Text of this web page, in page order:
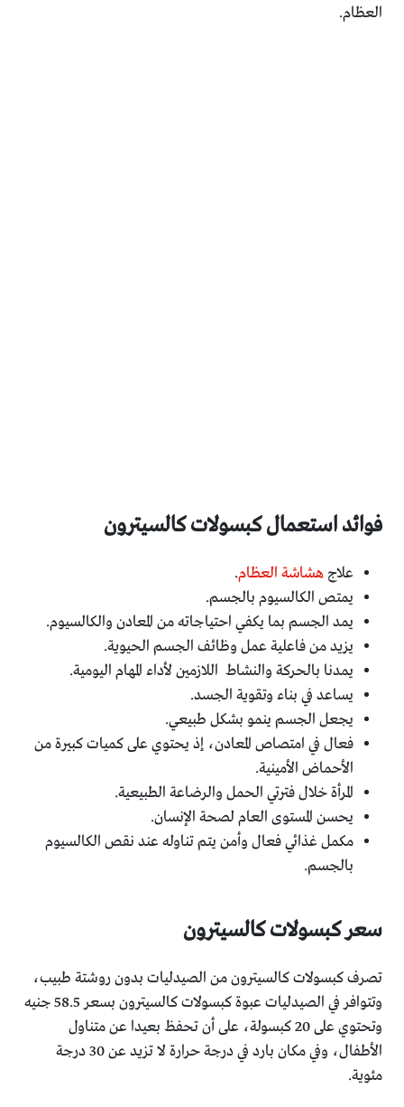
العظام.
فوائد استعمال كبسولات كالسيترون
علاجهشاشة العظام.
يمتص الكالسيوم بالجسم.
يمد الجسم بما يكفي احتياجاته من المعادن والكالسيوم.
يزيد من فاعلية عمل وظائف الجسم الحيوية.
يمدنا بالحركة والنشاط اللازمين لأداء المهام اليومية.
يساعد في بناء وتقوية الجسد.
يجعل الجسم ينمو بشكل طبيعي.
فعال في امتصاص المعادن، إذ يحتوي على كميات كبيرة من
الأحماض الأمينية.
المرأة خلال فترتي الحمل والرضاعة الطبيعية.
يحسن المستوى العام لصحة الإنسان.
مكمل غذائي فعال وأمن يتم تناوله عند نقص الكالسيوم
بالجسم.
سعر كبسولات كالسيترون
تصرف كبسولات كالسيترون من الصيدليات بدون روشتة طبيب،
وتتوافر في الصيدليات عبوة كبسولات كالسيترون بسعر 58.5 جنيه
وتحتوي على 20 كبسولة، على أن تحفظ بعيدا عن متناول
الأطفال، وفي مكان بارد في درجة حرارة لا تزيد عن 30 درجة
مئوية.